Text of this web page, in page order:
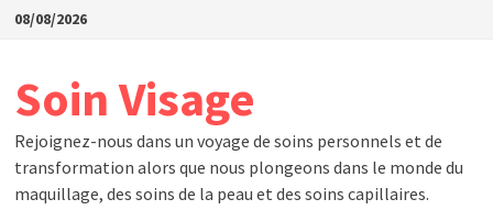
Passer
08/08/2026
Soin Visage
Rejoignez-nous dans un voyage de soins personnels et de
transformation alors que nous plongeons dans le monde du
maquillage, des soins de la peau et des soins capillaires.